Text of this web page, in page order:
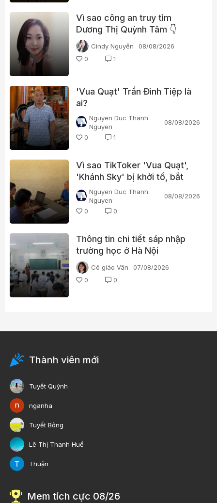
Vì sao công an truy tìm
Dương Thị Quỳnh Tâm 👇
Cindy Nguyễn
08/08/2026
0
1
'Vua Quạt' Trần Đình Tiệp là
ai?
Nguyen Duc Thanh
Nguyen
08/08/2026
0
1
Vì sao TikToker 'Vua Quạt',
'Khánh Sky' bị khởi tố, bắt
tạm giam?
Nguyen Duc Thanh
Nguyen
08/08/2026
0
0
Thông tin chi tiết sáp nhập
trường học ở Hà Nội
Cô giáo Vân
07/08/2026
0
0
Thành viên mới
Tuyết Quỳnh
nganha
Tuyết Bông
Lê Thị Thanh Huế
Thuận
Mem tích cực 08/26